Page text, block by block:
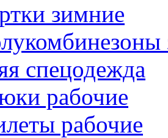
зимние
спецодежда
рабочие
рабочие